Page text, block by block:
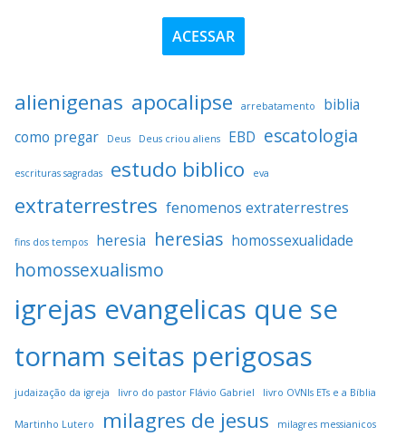
ACESSAR
alienigenas apocalipse arrebatamento
biblia
como pregar
Deus Deus criou aliens EBD escatologia
escrituras sagradas estudo biblico eva
extraterrestres fenomenos extraterrestres
fins dos tempos heresia heresias homossexualidade
homossexualismo
igrejas evangelicas que se
tornam seitas perigosas
judaização da igreja livro do pastor Flávio Gabriel livro OVNIs ETs e a Bíblia
Martinho Lutero milagres de jesus milagres messianicos